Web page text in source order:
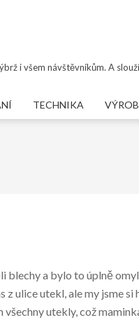
i všem návštěvníkům. A
TECHNIKA
blechy a bylo to úplně
ulice utekl, ale my jsme
utekly, což